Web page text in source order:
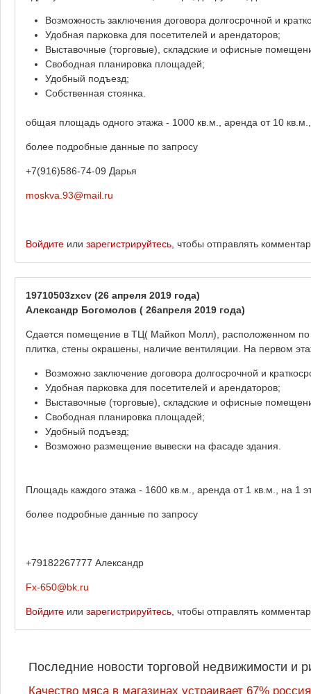
Возможность заключения договора долгосрочной и
Удобная парковка для посетителей и арендаторов;
Выставочные (торговые), складские и офисные
Свободная планировка площадей;
Удобный подъезд;
Собственная стоянка.
общая площадь одного этажа - 1000 кв.м., аренда от 10
более подробные данные по запросу
+7(916)586-74-09 Дарья
moskva.93@mail.ru
Войдите или зарегистрируйтесь , чтобы отправлять
19710503zxcv (26 апреля 2019 года)
Александр Богомолов ( 26апреля 2019 года)
Сдается помещение в ТЦ( Майкоп Молл), расположенном по
плитка, стены окрашены, наличие вентиляции. На первом
Возможно заключение договора долгосрочной и
Удобная парковка для посетителей и арендаторов;
Выставочные (торговые), складские и офисные
Свободная планировка площадей;
Удобный подъезд;
Возможно размещение вывески на фасаде здания.
Площадь каждого этажа - 1600 кв.м., аренда от 1 кв.м., на 1
более подробные данные по запросу
+79182267777 Александр
Fx-650@bk.ru
Войдите или зарегистрируйтесь , чтобы отправлять
Последние новости торговой недвижимости и
Качество мяса в магазинах устраивает 67%